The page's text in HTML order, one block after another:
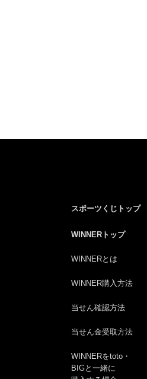
スポーツくじトップ
WINNERトップ
WINNERとは
WINNER購入方法
当せん確認方法
当せん金受取方法
WINNERをtoto・
BIGと一緒に